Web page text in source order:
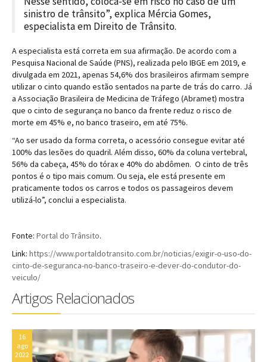
sinistro de trânsito”, explica Mércia Gomes,
especialista em Direito de Trânsito.
A especialista está correta em sua afirmação. De acordo com a
Pesquisa Nacional de Saúde (PNS), realizada pelo IBGE em 2019, e
divulgada em 2021, apenas 54,6% dos brasileiros afirmam sempre
utilizar o cinto quando estão sentados na parte de trás do carro. Já
a Associação Brasileira de Medicina de Tráfego (Abramet) mostra
que o cinto de segurança no banco da frente reduz o risco de
morte em 45% e, no banco traseiro, em até 75%.
“Ao ser usado da forma correta, o acessório consegue evitar até
100% das lesões do quadril. Além disso, 60% da coluna vertebral,
56% da cabeça, 45% do tórax e 40% do abdômen. O cinto de três
pontos é o tipo mais comum. Ou seja, ele está presente em
praticamente todos os carros e todos os passageiros devem
utilizá-lo”, conclui a especialista.
Fonte: Portal do Trânsito.
Link: https://www.portaldotransito.com.br/noticias/exigir-o-uso-do-
cinto-de-seguranca-no-banco-traseiro-e-dever-do-condutor-do-
veiculo/
Artigos Relacionados
16
ago
2022